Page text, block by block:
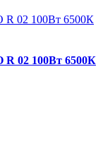
R 02 100Вт 6500К